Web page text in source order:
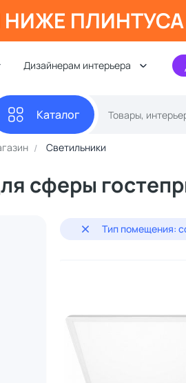
Дизайнерам интерьера
Каталог
Светильники
сферы
Тип помещения: